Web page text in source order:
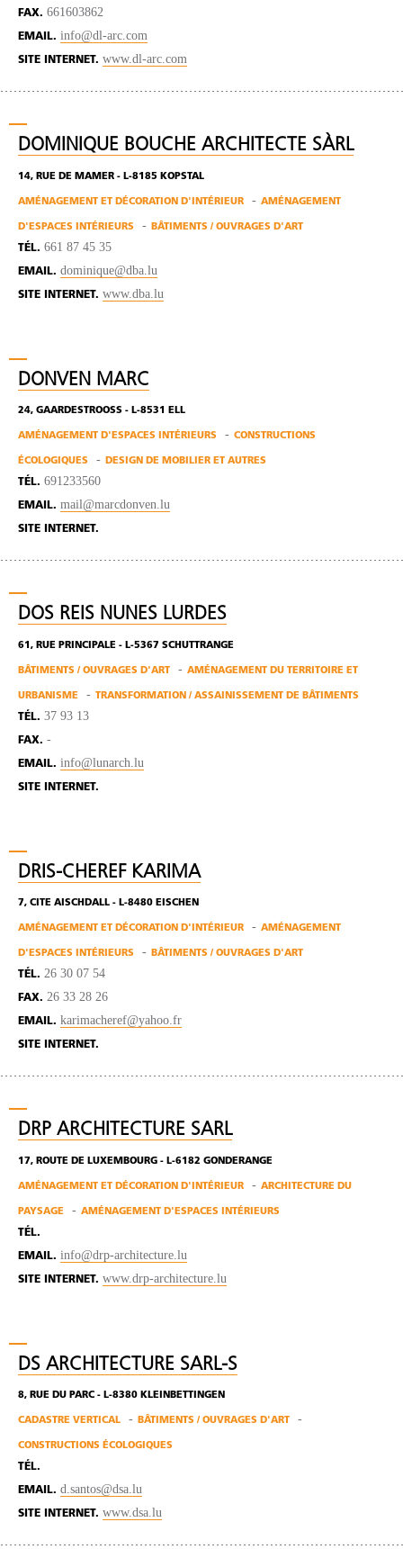
FAX. 661603862
EMAIL. info@dl-arc.com
SITE INTERNET. www.dl-arc.com
DOMINIQUE BOUCHE ARCHITECTE SÀRL
14, RUE DE MAMER - L-8185 KOPSTAL
AMÉNAGEMENT ET DÉCORATION D'INTÉRIEUR AMÉNAGEMENT
D'ESPACES INTÉRIEURS BÂTIMENTS / OUVRAGES D'ART
TÉL. 661 87 45 35
EMAIL. dominique@dba.lu
SITE INTERNET. www.dba.lu
DONVEN MARC
24, GAARDESTROOSS - L-8531 ELL
AMÉNAGEMENT D'ESPACES INTÉRIEURS CONSTRUCTIONS
ÉCOLOGIQUES DESIGN DE MOBILIER ET AUTRES
TÉL. 691233560
EMAIL. mail@marcdonven.lu
SITE INTERNET.
DOS REIS NUNES LURDES
61, RUE PRINCIPALE - L-5367 SCHUTTRANGE
BÂTIMENTS / OUVRAGES D'ART AMÉNAGEMENT DU TERRITOIRE ET
URBANISME TRANSFORMATION / ASSAINISSEMENT DE BÂTIMENTS
TÉL. 37 93 13
FAX. -
EMAIL. info@lunarch.lu
SITE INTERNET.
DRIS-CHEREF KARIMA
7, CITE AISCHDALL - L-8480 EISCHEN
AMÉNAGEMENT ET DÉCORATION D'INTÉRIEUR AMÉNAGEMENT
D'ESPACES INTÉRIEURS BÂTIMENTS / OUVRAGES D'ART
TÉL. 26 30 07 54
FAX. 26 33 28 26
EMAIL. karimacheref@yahoo.fr
SITE INTERNET.
DRP ARCHITECTURE SARL
17, ROUTE DE LUXEMBOURG - L-6182 GONDERANGE
AMÉNAGEMENT ET DÉCORATION D'INTÉRIEUR ARCHITECTURE DU
PAYSAGE AMÉNAGEMENT D'ESPACES INTÉRIEURS
TÉL.
EMAIL. info@drp-architecture.lu
SITE INTERNET. www.drp-architecture.lu
DS ARCHITECTURE SARL-S
8, RUE DU PARC - L-8380 KLEINBETTINGEN
CADASTRE VERTICAL BÂTIMENTS / OUVRAGES D'ART
CONSTRUCTIONS ÉCOLOGIQUES
TÉL.
EMAIL. d.santos@dsa.lu
SITE INTERNET. www.dsa.lu